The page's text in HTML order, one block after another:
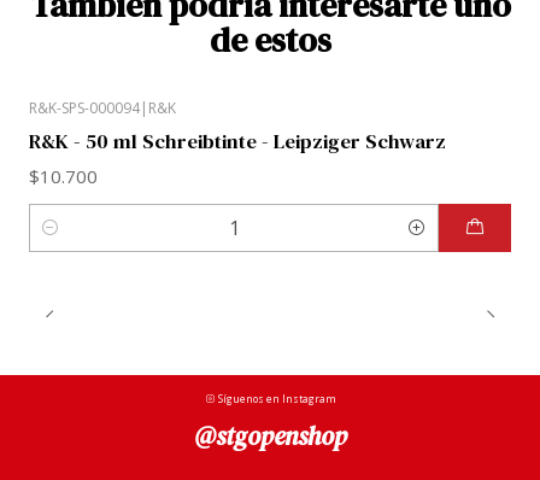
de estos
R&K-SPS-000094| R&K
R&K - 50 ml Schreibtinte - Leipziger Schwarz
$10.700
Cantidad
Síguenos en Instagram
@stgopenshop